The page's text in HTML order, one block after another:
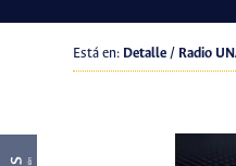
Está en: Detalle / Radio